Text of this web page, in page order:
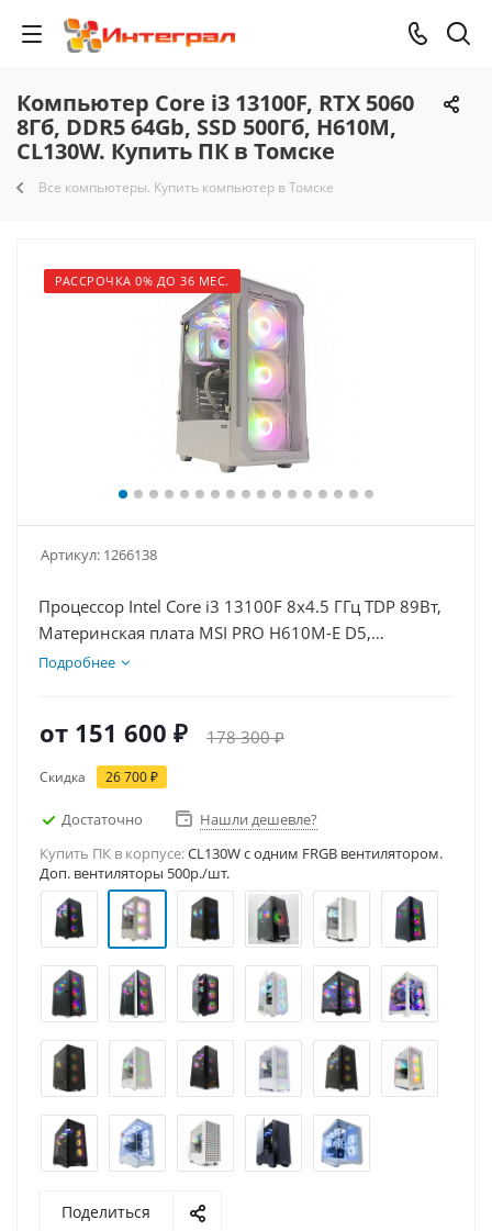
Компьютер Core i3 13100F, RTX 5060
8Гб, DDR5 64Gb, SSD 500Гб, H610M,
CL130W. Купить ПК в Томске
Все компьютеры. Купить компьютер в Томске
РАССРОЧКА 0% ДО 36 МЕС.
Артикул: 1266138
Процессор Intel Core i3 13100F 8x4.5 ГГц TDP 89Вт,
Материнская плата MSI PRO H610M-E D5,
Видеокарта RTX 5060 8Гб, Память DDR5 64Gb,
Подробнее
от 151 600 ₽ 178 300 ₽
Скидка 26 700 ₽
Достаточно
Нашли дешевле?
Купить ПК в корпусе:CL130W c одним FRGB вентилятором.
Доп. вентиляторы 500р./шт.
Поделиться